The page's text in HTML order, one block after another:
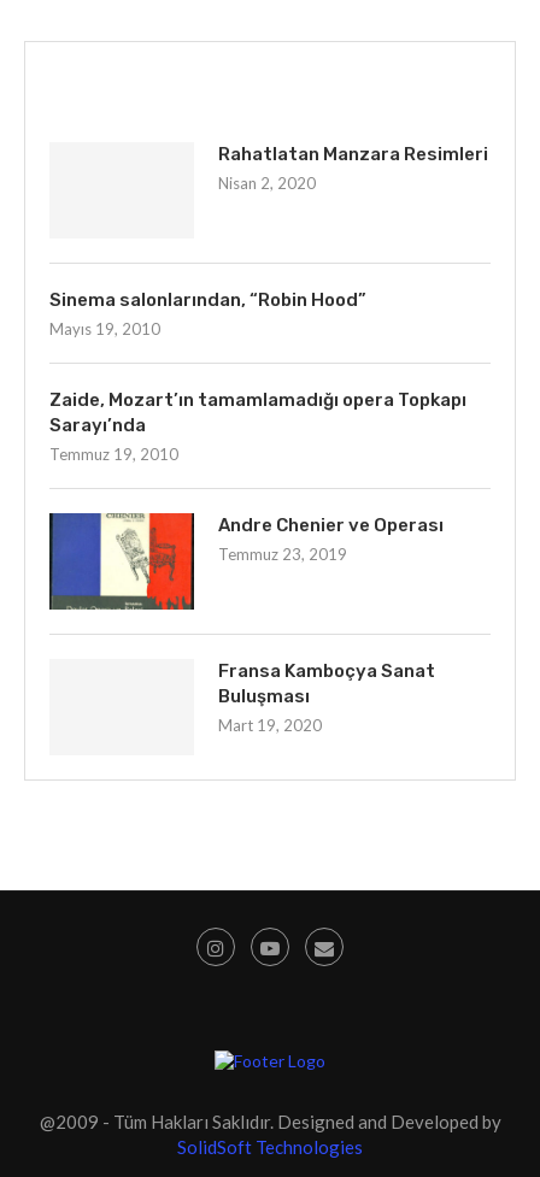
Rahatlatan Manzara Resimleri
Nisan 2, 2020
Sinema salonlarından, “Robin Hood”
Mayıs 19, 2010
Zaide, Mozart’ın tamamlamadığı opera Topkapı
Sarayı’nda
Temmuz 19, 2010
Andre Chenier ve Operası
Temmuz 23, 2019
Fransa Kamboçya Sanat
Buluşması
Mart 19, 2020
@2009 - Tüm Hakları Saklıdır. Designed and Developed by
SolidSoft Technologies